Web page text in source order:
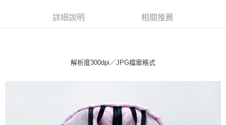
４．使用「AFTEE先享後付」時，將依據個別帳號之用戶狀況，依本公司即
恩沛科技股份有限公司將有權停止該用戶之使用額度並採取法律行動。
詳細說明 相關推薦
解析度300dpi／JPG檔案格式